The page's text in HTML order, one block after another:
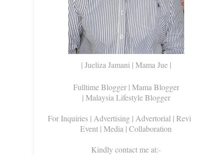
| Jueliza Jamani | Mama Jue |
Fulltime Blogger | Mama Blogger
| Malaysia Lifestyle Blogger
For Inquiries | Advertising | Advertorial | Review |
Event | Media | Collaboration
Kindly contact me at:-